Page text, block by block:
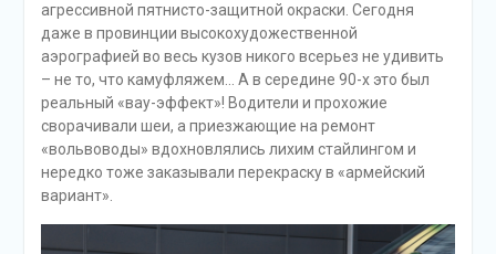
агрессивной пятнисто-защитной окраски. Сегодня
даже в провинции высокохудожественной
аэрографией во весь кузов никого всерьез не удивить
– не то, что камуфляжем… А в середине 90-х это был
реальный «вау-эффект»! Водители и прохожие
сворачивали шеи, а приезжающие на ремонт
«вольвоводы» вдохновлялись лихим стайлингом и
нередко тоже заказывали перекраску в «армейский
вариант».